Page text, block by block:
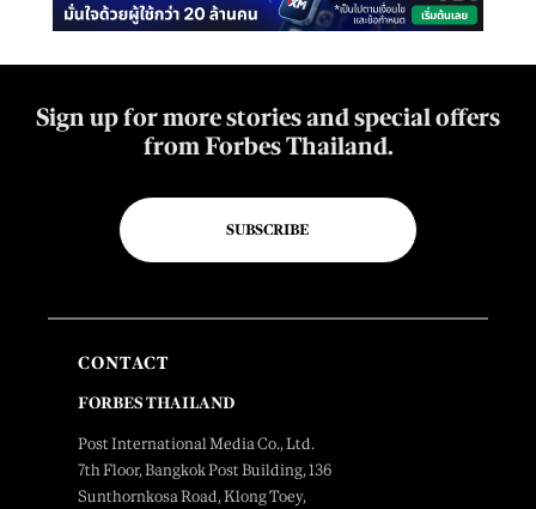
Sign up for more stories and special offers
from Forbes Thailand.
SUBSCRIBE
CONTACT
FORBES THAILAND
Post International Media Co., Ltd.
7th Floor, Bangkok Post Building, 136
Sunthornkosa Road, Klong Toey,